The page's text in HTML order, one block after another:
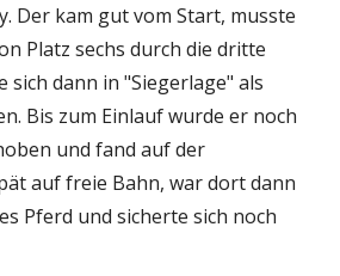
Der kam gut vom Start, musste
Platz sechs durch die dritte
sich dann in "Siegerlage" als
Bis zum Einlauf wurde er noch
und fand auf der
auf freie Bahn, war dort dann
Pferd und sicherte sich noch